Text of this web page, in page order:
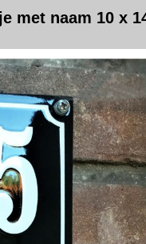
met naam 10 x